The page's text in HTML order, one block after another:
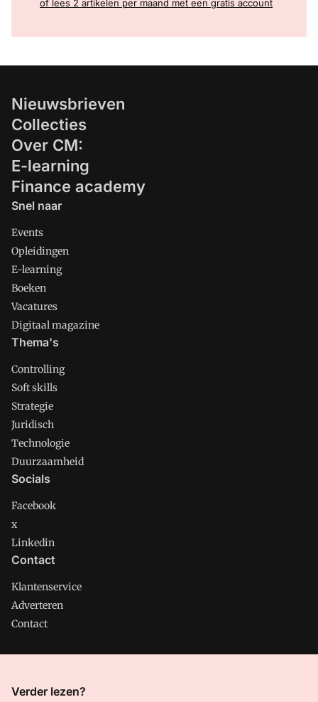
of lees 2 artikelen per maand met een gratis account
Nieuwsbrieven
Collecties
Over CM:
E-learning
Finance academy
Snel naar
Events
Opleidingen
E-learning
Boeken
Vacatures
Digitaal magazine
Thema's
Controlling
Soft skills
Strategie
Juridisch
Technologie
Duurzaamheid
Socials
Facebook
x
Linkedin
Contact
Klantenservice
Adverteren
Contact
CMweb is onderdeel van VMN media. Lees in
Verder lezen?